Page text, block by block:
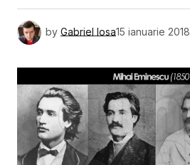
by Gabriel Iosa15 ianuarie 2018